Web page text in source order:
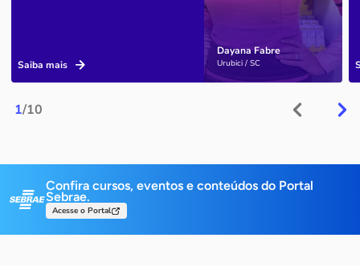
1/10
Dayana Fabre
Urubici / SC
Saiba mais
Confira cursos, eventos e conteúdos do Portal
Sebrae.
Acesse o Portal